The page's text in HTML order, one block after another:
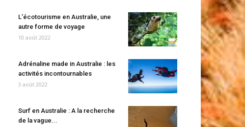
L’écotourisme en Australie, une
autre forme de voyage
10 août 2022
Adrénaline made in Australie : les
activités incontournables
3 août 2022
Surf en Australie : A la recherche
de la vague...